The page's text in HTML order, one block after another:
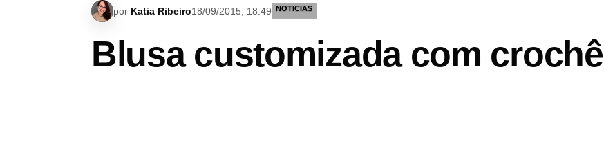
por Katia Ribeiro18/09/2015, 18:49 NOTICIAS
Blusa customizada com crochê